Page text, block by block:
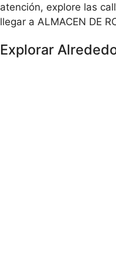
atención, explore las
llegar a ALMACEN DE
Explorar